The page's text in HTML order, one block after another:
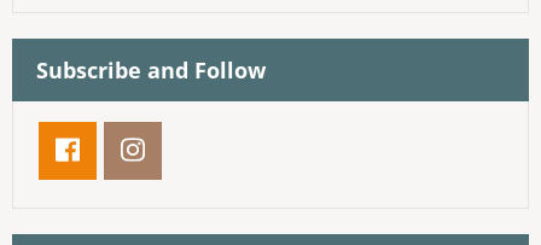
Subscribe and Follow